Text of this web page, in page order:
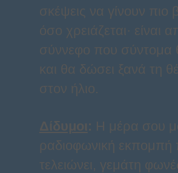
σκέψεις να γίνουν πιο
όσο χρειάζεται· είναι
σύννεφο που σύντομα
και θα δώσει ξανά τη
στον ήλιο.
Δίδυμοι: Η μέρα σου
ραδιοφωνική εκπομπή
τελειώνει, γεμάτη